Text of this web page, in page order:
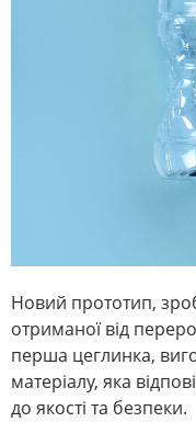
Новий прототип,
отриманої від
перша цеглинка,
матеріалу, яка
до якості та безпеки.